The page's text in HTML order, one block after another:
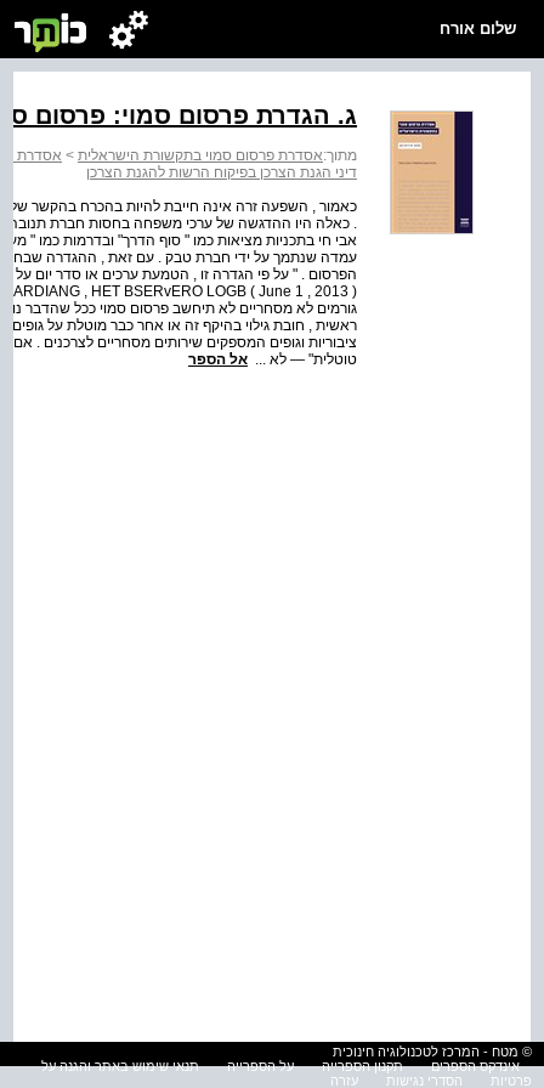
שלום אורח
ג. הגדרת פרסום סמוי: פרסום
מתוך:אסדרת פרסום סמוי בתקשורת הישראלית > אסדרת
דיני הגנת הצרכן בפיקוח הרשות להגנת הצרכן
כאמור , השפעה זרה אינה חייבת להיות בהכרח בהקשר של
. כאלה היו ההדגשה של ערכי משפחה בחסות חברת תנובה
אבי חי בתכניות מציאות כמו " סוף הדרך" ובדרמות כמו "
עמדה שנתמך על ידי חברת טבק . עם זאת , ההגדרה שבחוק
גורמים לא מסחריים לא תיחשב פרסום סמוי ככל שהדבר
ראשית , חובת גילוי בהיקף זה או אחר כבר מוטלת על גופים
ציבוריות וגופים המספקים שירותים מסחריים לצרכנים .
טוטלית" — לא ... אל הספר
© מטח - המרכז לטכנולוגיה חינוכית
אינדקס הספרים
תקנון הספרייה על הספרייה
תנאי שימוש באתר והגנה על
פרטיות
הסדרי נגישות עזרה